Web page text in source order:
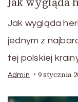
Jak wygląda
jednym z
tej polskiej
Admin 9 stycznia